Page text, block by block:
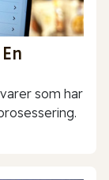
som har